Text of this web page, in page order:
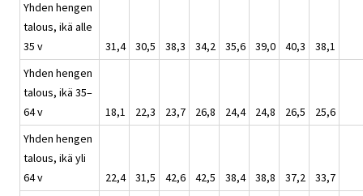
Yhden hengen
talous, ikä alle
35 v
31,4 30,5 38,3 34,2 35,6 39,0 40,3
38,1
Yhden hengen
talous, ikä 35–
64 v
18,1 22,3 23,7 26,8 24,4 24,8 26,5
25,6
Yhden hengen
talous, ikä yli
64 v
22,4 31,5 42,6 42,5 38,4 38,8 37,2
33,7